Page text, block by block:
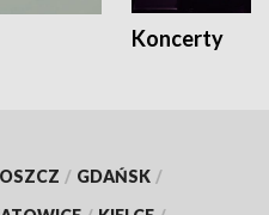
Koncerty
/ GDAŃSK /